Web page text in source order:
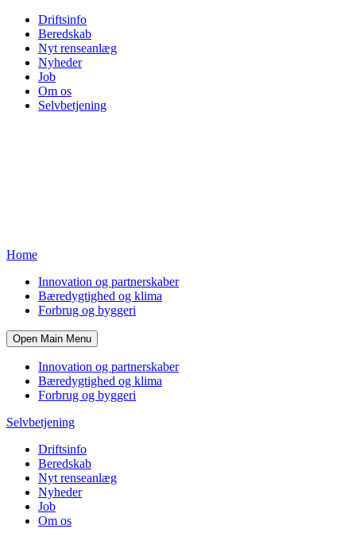
Driftsinfo
Beredskab
Nyt renseanlæg
Nyheder
Job
Om os
Selvbetjening
Home
Innovation og partnerskaber
Bæredygtighed og klima
Forbrug og byggeri
Open Main Menu
Innovation og partnerskaber
Bæredygtighed og klima
Forbrug og byggeri
Selvbetjening
Driftsinfo
Beredskab
Nyt renseanlæg
Nyheder
Job
Om os